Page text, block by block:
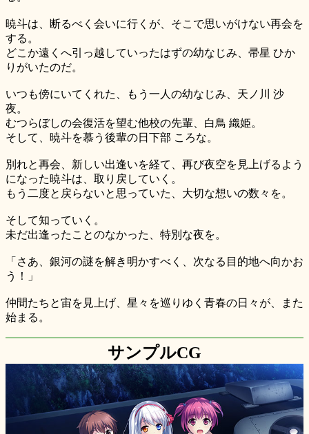
暁斗は、断るべく会いに行くが、そこで思いがけない再会を
する。
どこか遠くへ引っ越していったはずの幼なじみ、帚星 ひか
りがいたのだ。
いつも傍にいてくれた、もう一人の幼なじみ、天ノ川 沙
夜。
むつらぼしの会復活を望む他校の先輩、白鳥 織姫。
そして、暁斗を慕う後輩の日下部 ころな。
別れと再会、新しい出逢いを経て、再び夜空を見上げるよう
になった暁斗は、取り戻していく。
もう二度と戻らないと思っていた、大切な想いの数々を。
そして知っていく。
未だ出逢ったことのなかった、特別な夜を。
「さあ、銀河の謎を解き明かすべく、次なる目的地へ向かお
う！」
仲間たちと宙を見上げ、星々を巡りゆく青春の日々が、また
始まる。
サンプルCG